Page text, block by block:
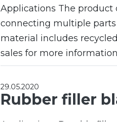
Applications The
connecting multiple
material includes
sales for more
29.05.2020
Rubber filler